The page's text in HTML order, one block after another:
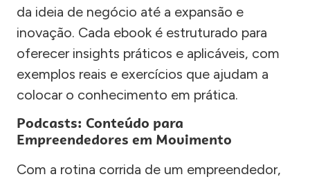
da ideia de negócio até a expansão e
inovação. Cada ebook é estruturado para
oferecer insights práticos e aplicáveis, com
exemplos reais e exercícios que ajudam a
colocar o conhecimento em prática.
Podcasts: Conteúdo para
Empreendedores em Movimento
Com a rotina corrida de um empreendedor,